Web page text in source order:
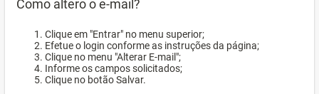
Como altero o e-mail?
Clique em "Entrar" no menu superior;
Efetue o login conforme as instruções da página;
Clique no menu "Alterar E-mail";
Informe os campos solicitados;
Clique no botão Salvar.